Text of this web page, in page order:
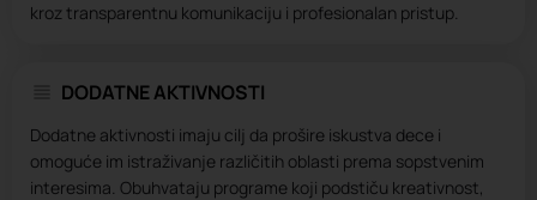
kroz transparentnu komunikaciju i profesionalan pristup.
DODATNE AKTIVNOSTI
Dodatne aktivnosti imaju cilj da prošire iskustva dece i
omoguće im istraživanje različitih oblasti prema sopstvenim
interesima. Obuhvataju programe koji podstiču kreativnost,